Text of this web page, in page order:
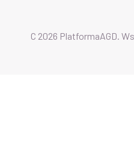
C 2026 PlatformaAGD.